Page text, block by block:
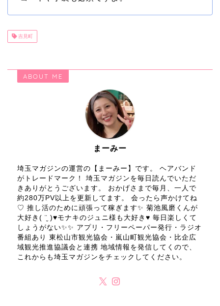
吉見町
ABOUT ME
まーみー
埼玉マガジンの運営の【まーみー】です。 ヘアバンド
がトレードマーク！ 埼玉マガジンを毎日読んでいただ
きありがとうございます。 おかげさまで毎月、一人で
約280万PV以上を更新してます。 会ったら声かけてね
♡ 推し活のために頑張って稼ぎます✨ 菊池風磨くんが
大好き( ¨̮ )♥モナキのジュニ様も大好き♥ 毎日楽しくて
しょうがない✨✨ アプリ・フリーペーパー発行・ラジオ
番組あり 東松山市観光協会・嵐山町観光協会・比企広
域観光推進協議会と連携 地域情報を発信してくので、
これからも埼玉マガジンをチェックしてください。